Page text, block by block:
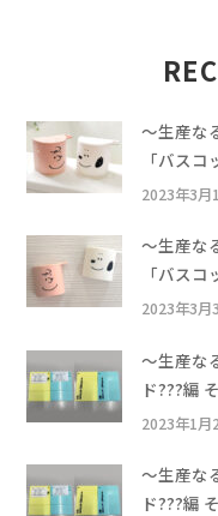
〜生産な
「バスコ
2023年3月
〜生産な
「バスコ
2023年3月
〜生産な
ド???編
2023年1月
〜生産な
ド???編